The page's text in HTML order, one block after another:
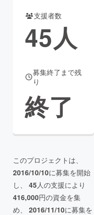
支援者数
45人
募集終了まで残
り
終了
このプロジェクトは、
2016/10/10に募集を開始
し、 45人の支援により
416,000円の資金を集
め、 2016/11/10に募集を